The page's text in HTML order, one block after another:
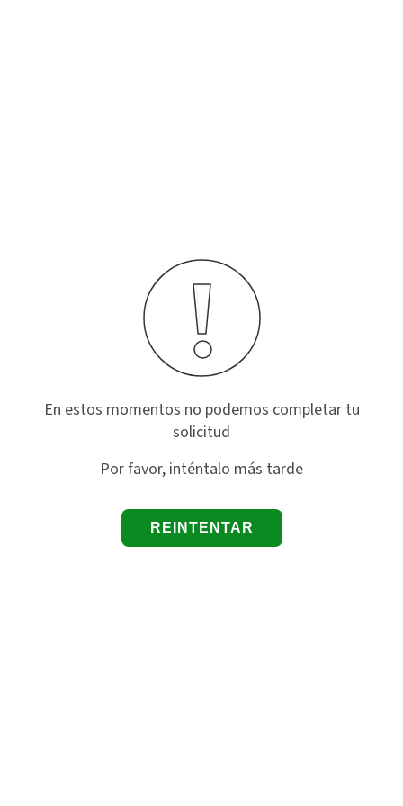
En estos momentos no podemos completar tu
solicitud
Por favor, inténtalo más tarde
REINTENTAR